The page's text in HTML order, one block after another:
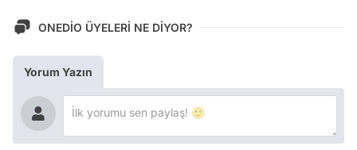
ONEDİO ÜYELERİ NE DİYOR?
Yorum Yazın